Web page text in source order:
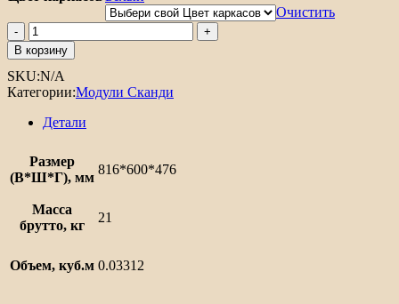
5
Очистить
Количество
товара
Шкаф
нижний
под
Сканди
В корзину
SKU:N/A
Категории:Модули Сканди
Детали
Размер
(В*Ш*Г), мм
816*600*476
Масса
брутто, кг
21
Объем, куб.м 0.03312